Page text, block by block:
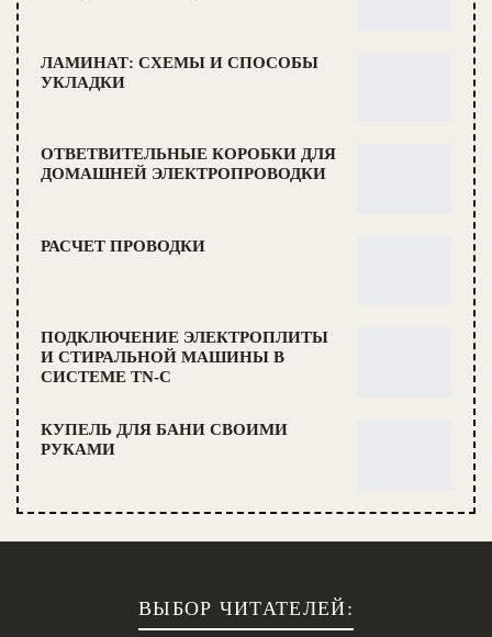
ЛАМИНАТ: СХЕМЫ И СПОСОБЫ
УКЛАДКИ
ОТВЕТВИТЕЛЬНЫЕ КОРОБКИ ДЛЯ
ДОМАШНЕЙ ЭЛЕКТРОПРОВОДКИ
РАСЧЕТ ПРОВОДКИ
ПОДКЛЮЧЕНИЕ ЭЛЕКТРОПЛИТЫ
И СТИРАЛЬНОЙ МАШИНЫ В
СИСТЕМЕ TN-C
КУПЕЛЬ ДЛЯ БАНИ СВОИМИ
РУКАМИ
ВЫБОР ЧИТАТЕЛЕЙ: